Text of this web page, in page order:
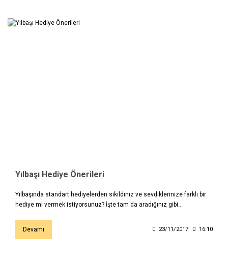
Yılbaşı Hediye Önerileri
Yılbaşında standart hediyelerden sıkıldınız ve sevdiklerinize farklı bir
hediye mi vermek istiyorsunuz? İşte tam da aradığınız gibi...
Devamı 23/11/2017 16:10